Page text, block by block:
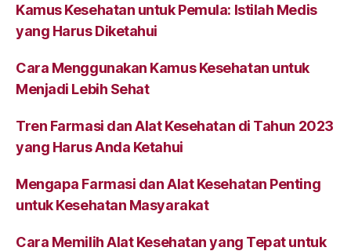
Kamus Kesehatan untuk Pemula: Istilah Medis
yang Harus Diketahui
Cara Menggunakan Kamus Kesehatan untuk
Menjadi Lebih Sehat
Tren Farmasi dan Alat Kesehatan di Tahun 2023
yang Harus Anda Ketahui
Mengapa Farmasi dan Alat Kesehatan Penting
untuk Kesehatan Masyarakat
Cara Memilih Alat Kesehatan yang Tepat untuk